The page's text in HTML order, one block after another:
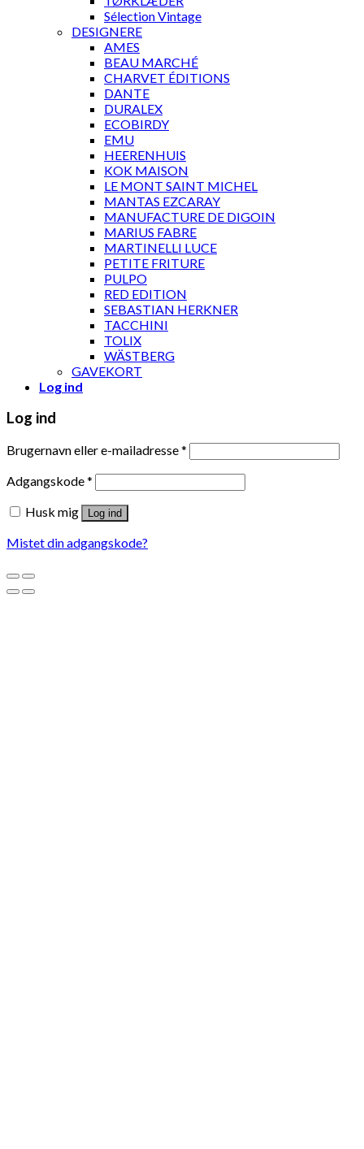
Sélection Vintage
DESIGNERE
AMES
BEAU MARCHÉ
CHARVET ÉDITIONS
DANTE
DURALEX
ECOBIRDY
EMU
HEERENHUIS
KOK MAISON
LE MONT SAINT MICHEL
MANTAS EZCARAY
MANUFACTURE DE DIGOIN
MARIUS FABRE
MARTINELLI LUCE
PETITE FRITURE
PULPO
RED EDITION
SEBASTIAN HERKNER
TACCHINI
TOLIX
WÄSTBERG
GAVEKORT
Log ind
Log ind
Brugernavn eller e-mailadresse*
Adgangskode*
Husk mig
Log ind
Mistet din adgangskode?